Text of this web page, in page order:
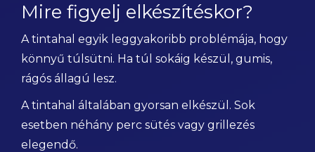
Mire figyelj elkészítéskor?
A tintahal egyik leggyakoribb problémája, hogy
könnyű túlsütni. Ha túl sokáig készül, gumis,
rágós állagú lesz.
A tintahal általában gyorsan elkészül. Sok
esetben néhány perc sütés vagy grillezés
elegendő.